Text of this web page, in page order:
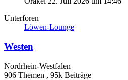
Unterforen
Löwen-Lounge
Westen
Nordrhein-Westfalen
906 Themen , 95k Beiträge